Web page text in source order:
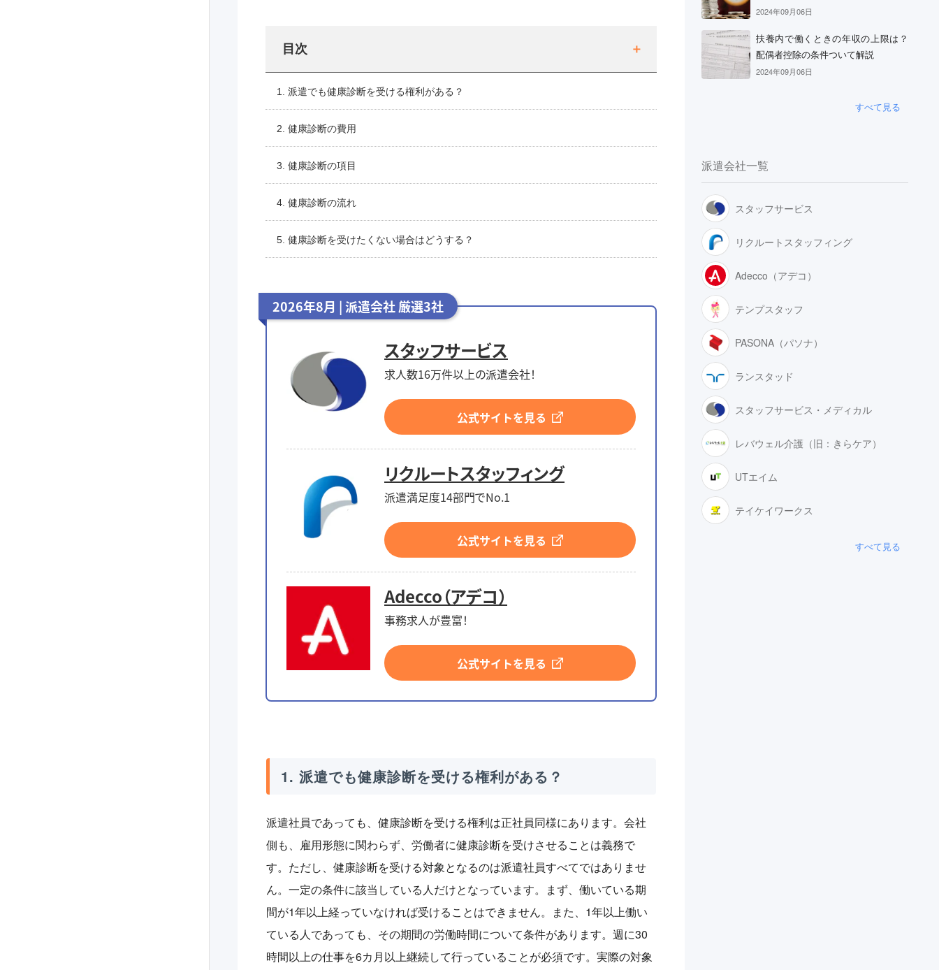
目次
1. 派遣でも健康診断を受ける権利がある？
2. 健康診断の費用
3. 健康診断の項目
4. 健康診断の流れ
5. 健康診断を受けたくない場合はどうする？
2026年8月 | 派遣会社 厳選3社
スタッフサービス
求人数16万件以上の派遣会社！
公式サイトを見る
リクルートスタッフィング
派遣満足度14部門でNo.1
公式サイトを見る
Adecco（アデコ）
事務求人が豊富！
公式サイトを見る
1. 派遣でも健康診断を受ける権利がある？
派遣社員であっても、健康診断を受ける権利は正社員同様にあります。会社
側も、雇用形態に関わらず、労働者に健康診断を受けさせることは義務で
す。ただし、健康診断を受ける対象となるのは派遣社員すべてではありませ
ん。一定の条件に該当している人だけとなっています。まず、働いている期
間が1年以上経っていなければ受けることはできません。また、1年以上働い
ている人であっても、その期間の労働時間について条件があります。週に30
時間以上の仕事を6カ月以上継続して行っていることが必須です。実際の対象
2024年09月06日
扶養内で働くときの年収の上限は？
配偶者控除の条件ついて解説
2024年09月06日
すべて見る
派遣会社一覧
スタッフサービス
リクルートスタッフィング
Adecco（アデコ）
テンプスタッフ
PASONA（パソナ）
ランスタッド
スタッフサービス・メディカル
レバウェル介護（旧：きらケア）
UTエイム
テイケイワークス
すべて見る